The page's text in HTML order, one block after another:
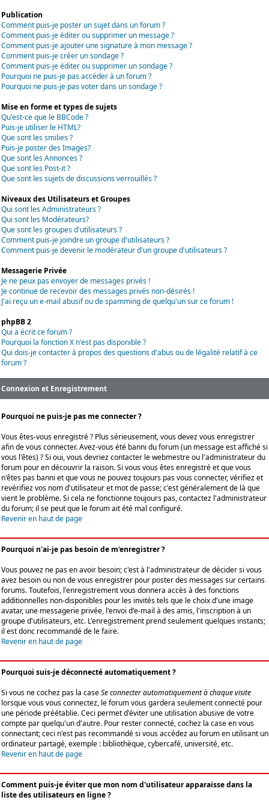
Publication
Comment puis-je poster un sujet dans un forum ?
Comment puis-je éditer ou supprimer un message ?
Comment puis-je ajouter une signature à mon message ?
Comment puis-je créer un sondage ?
Comment puis-je éditer ou supprimer un sondage ?
Pourquoi ne puis-je pas accéder à un forum ?
Pourquoi ne puis-je pas voter dans un sondage ?
Mise en forme et types de sujets
Qu'est-ce que le BBCode ?
Puis-je utiliser le HTML?
Que sont les smilies ?
Puis-je poster des Images?
Que sont les Annonces ?
Que sont les Post-it ?
Que sont les sujets de discussions verrouillés ?
Niveaux des Utilisateurs et Groupes
Qui sont les Administrateurs ?
Qui sont les Modérateurs?
Que sont les groupes d'utilisateurs ?
Comment puis-je joindre un groupe d'utilisateurs ?
Comment puis-je devenir le modérateur d'un groupe d'utilisateurs ?
Messagerie Privée
Je ne peux pas envoyer de messages privés !
Je continue de recevoir des messages privés non-désirés !
J'ai reçu un e-mail abusif ou de spamming de quelqu'un sur ce forum !
phpBB 2
Qui a écrit ce forum ?
Pourquoi la fonction X n'est pas disponible ?
Qui dois-je contacter à propos des questions d'abus ou de légalité relatif à ce
forum ?
Connexion et Enregistrement
Pourquoi ne puis-je pas me connecter ?
Vous êtes-vous enregistré ? Plus sérieusement, vous devez vous enregistrer
afin de vous connecter. Avez-vous été banni du forum (un message est affiché si
vous l'êtes) ? Si oui, vous devriez contacter le webmestre ou l'administrateur du
forum pour en découvrir la raison. Si vous vous êtes enregistré et que vous
n'êtes pas banni et que vous ne pouvez toujours pas vous connecter, vérifiez et
revérifiez vos nom d'utilisateur et mot de passe; c'est généralement de là que
vient le problème. Si cela ne fonctionne toujours pas, contactez l'administrateur
du forum; il se peut que le forum ait été mal configuré.
Revenir en haut de page
Pourquoi n'ai-je pas besoin de m'enregistrer ?
Vous pouvez ne pas en avoir besoin; c'est à l'administrateur de décider si vous
avez besoin ou non de vous enregistrer pour poster des messages sur certains
forums. Toutefois, l'enregistrement vous donnera accès à des fonctions
additionnelles non-disponibles pour les invités tels que le choix d'une image
avatar, une messagerie privée, l'envoi d'e-mail à des amis, l'inscription à un
groupe d'utilisateurs, etc. L'enregistrement prend seulement quelques instants;
il est donc recommandé de le faire.
Revenir en haut de page
Pourquoi suis-je déconnecté automatiquement ?
Si vous ne cochez pas la caseSe connecter automatiquement à chaque visite
lorsque vous vous connectez, le forum vous gardera seulement connecté pour
une période préétablie. Ceci permet d'éviter une utilisation abusive de votre
compte par quelqu'un d'autre. Pour rester connecté, cochez la case en vous
connectant; ceci n'est pas recommandé si vous accédez au forum en utilisant un
ordinateur partagé, exemple : bibliothèque, cybercafé, université, etc.
Revenir en haut de page
Comment puis-je éviter que mon nom d'utilisateur apparaisse dans la
liste des utilisateurs en ligne ?